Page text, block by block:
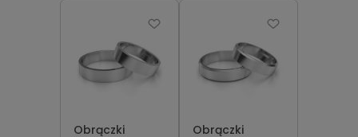
Obrączki Obrączki